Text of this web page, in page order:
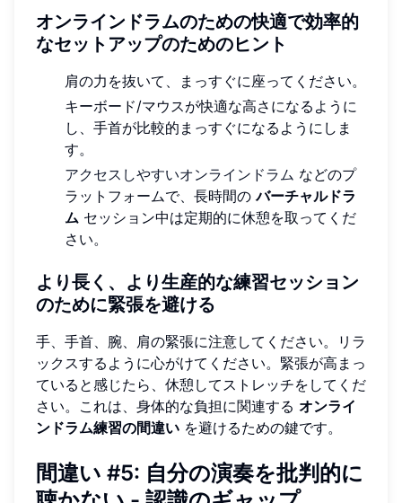
オンラインドラムのための快適で効率的
なセットアップのためのヒント
肩の力を抜いて、まっすぐに座ってください。
キーボード/マウスが快適な高さになるように
し、手首が比較的まっすぐになるようにしま
す。
アクセスしやすいオンラインドラム などのプ
ラットフォームで、長時間のバーチャルドラ
ム セッション中は定期的に休憩を取ってくだ
さい。
より長く、より生産的な練習セッション
のために緊張を避ける
手、手首、腕、肩の緊張に注意してください。リラ
ックスするように心がけてください。緊張が高まっ
ていると感じたら、休憩してストレッチをしてくだ
さい。これは、身体的な負担に関連する オンライ
ンドラム練習の間違い を避けるための鍵です。
間違い #5: 自分の演奏を批判的に